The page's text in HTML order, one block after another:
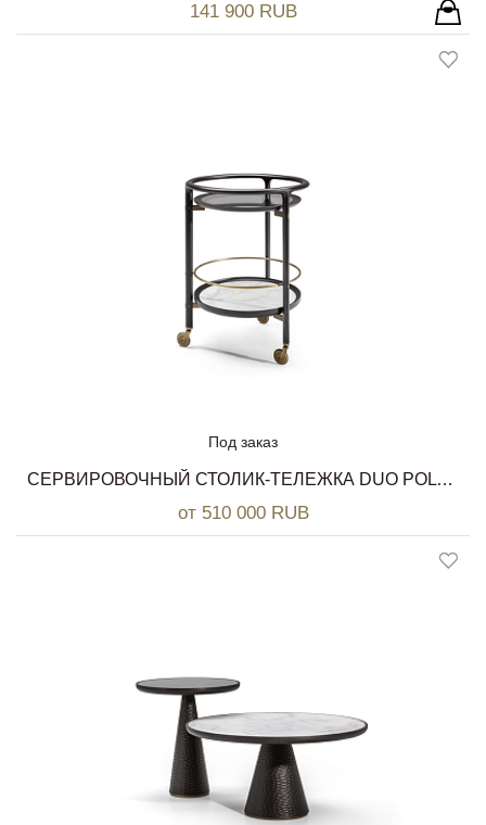
141 900 RUB
Под заказ
СЕРВИРОВОЧНЫЙ СТОЛИК-ТЕЛЕЖКА DUO POLTRONA FRAU
от 510 000 RUB